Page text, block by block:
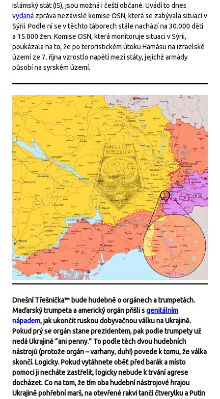
Islámský stát (IS), jsou možná i čeští občané. Uvádí to dnes
vydaná zpráva nezávislé komise OSN, která se zabývala situací v
Sýrii. Podle ní se v těchto táborech stále nachází na 30.000 dětí
a 15.000 žen. Komise OSN, která monitoruje situaci v Sýrii,
poukázala na to, že po teroristickém útoku Hamásu na izraelské
území ze 7. října vzrostlo napětí mezi státy, jejichž armády
působí na syrském území.
Dnešní Třešnička™ bude hudebně o orgánech a trumpetách.
Maďarský trumpeta a americký orgán přišli sgenitálním
nápadem, jak ukončit ruskou dobyvačnou válku na Ukrajině.
Pokud prý se orgán stane prezidentem, pak podle trumpety už
nedá Ukrajině “ani penny.” To podle těch dvou hudebních
nástrojů (protože orgán – varhany, duh!) povede k tomu, že válka
skončí. Logicky. Pokud vytáhnete oběť před barák a místo
pomoci ji necháte zastřelit, logicky nebude k trvání agrese
docházet. Co na tom, že tím oba hudební nástrojové hrajou
Ukrajině pohřební marš, na otevřené rakvi tančí čtverylku a Putin